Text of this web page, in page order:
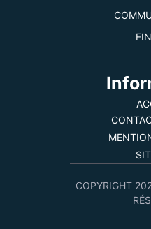
COPYRIGHT